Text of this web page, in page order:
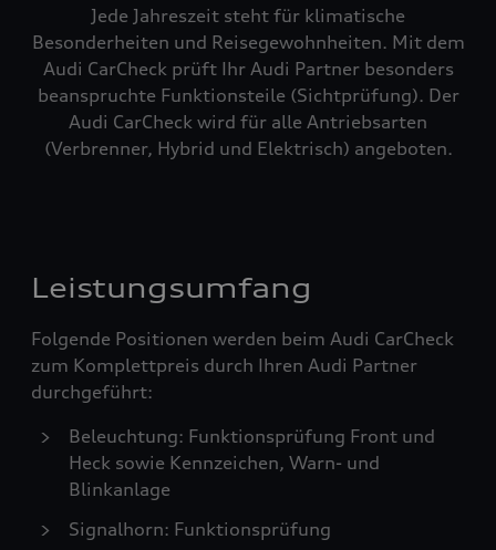
Jede Jahreszeit steht für klimatische
Besonderheiten und Reisegewohnheiten. Mit dem
Audi CarCheck prüft Ihr Audi Partner besonders
beanspruchte Funktionsteile (Sichtprüfung). Der
Audi CarCheck wird für alle Antriebsarten
(Verbrenner, Hybrid und Elektrisch) angeboten.
Leistungsumfang
Folgende Positionen werden beim Audi CarCheck
zum Komplettpreis durch Ihren Audi Partner
durchgeführt:
Beleuchtung: Funktionsprüfung Front und
Heck sowie Kennzeichen, Warn- und
Blinkanlage
Signalhorn: Funktionsprüfung